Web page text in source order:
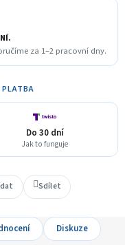
za 1–2 pracovní dny.
Do 30 dní
Jak to funguje
Sdílet
Diskuze